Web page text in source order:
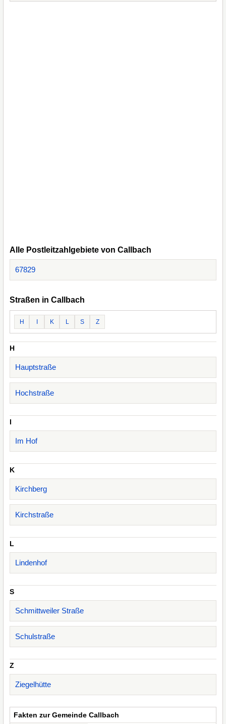
Alle Postleitzahlgebiete von Callbach
67829
Straßen in Callbach
H K L S Z
H
Hauptstraße
Hochstraße
I
Im Hof
K
Kirchberg
Kirchstraße
L
Lindenhof
S
Schmittweiler Straße
Schulstraße
Z
Ziegelhütte
Fakten zur Gemeinde Callbach